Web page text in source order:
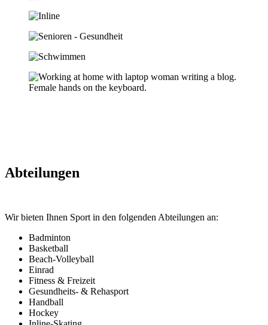
Abteilungen
Wir bieten Ihnen Sport in den folgenden Abteilungen an:
Badminton
Basketball
Beach-Volleyball
Einrad
Fitness & Freizeit
Gesundheits- & Rehasport
Handball
Hockey